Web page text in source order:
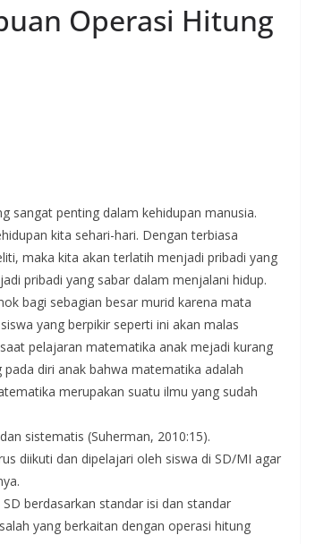
Operasi Hitung
sangat penting dalam kehidupan manusia.
kita sehari-hari. Dengan terbiasa
maka kita akan terlatih menjadi pribadi yang
pribadi yang sabar dalam menjalani hidup.
bagi sebagian besar murid karena mata
yang berpikir seperti ini akan malas
pelajaran matematika anak mejadi kurang
diri anak bahwa matematika adalah
merupakan suatu ilmu yang sudah
sistematis (Suherman, 2010:15).
diikuti dan dipelajari oleh siswa di SD/MI agar
berdasarkan standar isi dan standar
yang berkaitan dengan operasi hitung